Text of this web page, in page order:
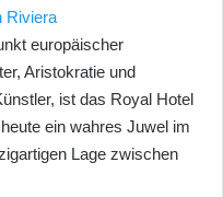
Riviera
europäischer
Aristokratie und
ist das Royal Hotel
ein wahres Juwel im
Lage zwischen